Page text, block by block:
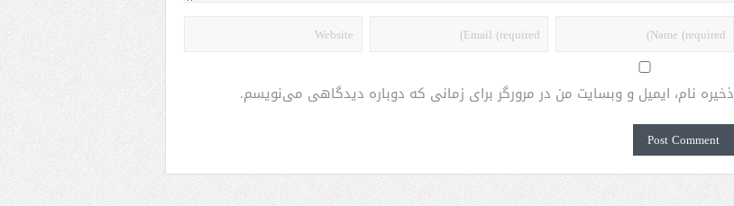
ذخیره نام، ایمیل و وبسایت من در مرورگر برای زمانی که دوباره دیدگاهی می‌نویسم.